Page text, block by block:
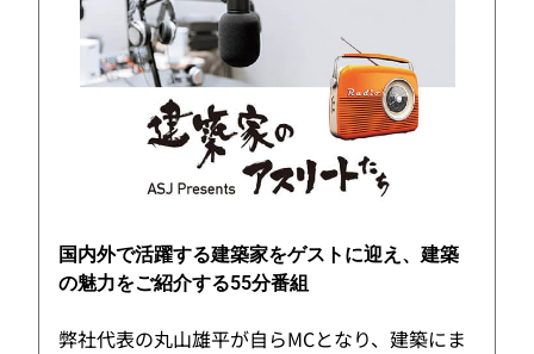
国内外で活躍する建築家をゲストに迎え、建築
の魅力をご紹介する55分番組
弊社代表の丸山雄平が自らMCとなり、建築にま